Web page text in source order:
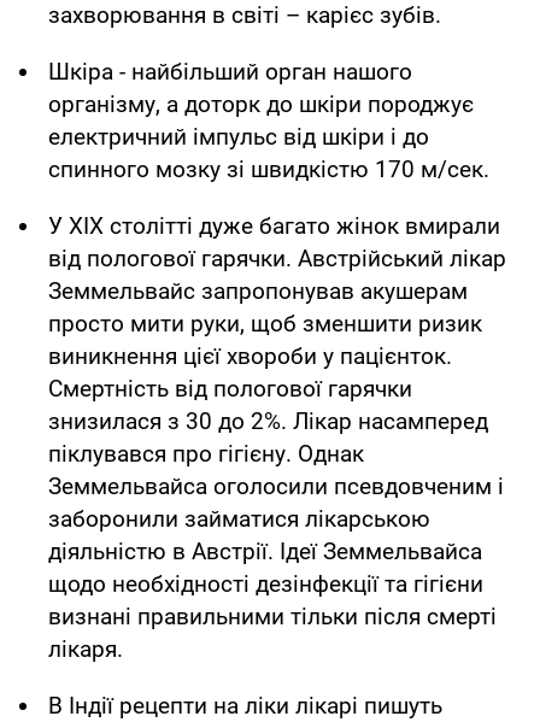
захворювання в світі – карієс зубів.
Шкіра - найбільший орган нашого
організму, а доторк до шкіри породжує
електричний імпульс від шкіри і до
спинного мозку зі швидкістю 170 м/сек.
У XIX столітті дуже багато жінок вмирали
від пологової гарячки. Австрійський лікар
Земмельвайс запропонував акушерам
просто мити руки, щоб зменшити ризик
виникнення цієї хвороби у пацієнток.
Смертність від пологової гарячки
знизилася з 30 до 2%. Лікар насамперед
піклувався про гігієну. Однак
Земмельвайса оголосили псевдовченим і
заборонили займатися лікарською
діяльністю в Австрії. Ідеї Земмельвайса
щодо необхідності дезінфекції та гігієни
визнані правильними тільки після смерті
лікаря.
В Індії рецепти на ліки лікарі пишуть